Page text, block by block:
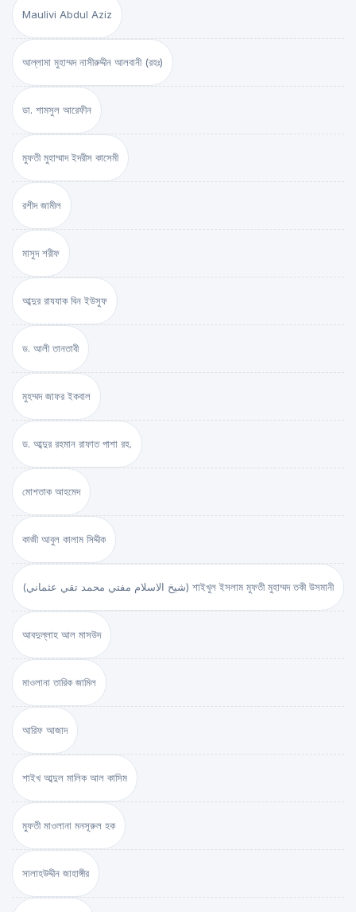
Maulivi Abdul Aziz
আল্লামা মুহাম্মদ নাসীরুদ্দীন আলবানী (রহঃ)
ডা. শামসুল আরেফীন
মুফতী মুহাম্মাদ ইদরীস কাসেমী
রশীদ জামীল
মাসুদ শরীফ
আব্দুর রাযযাক বিন ইউসুফ
ড. আলী তানতাবী
মুহম্মদ জাফর ইকবাল
ড. আব্দুর রহমান রাফাত পাশা রহ.
মোশতাক আহমেদ
কাজী আবুল কালাম সিদ্দীক
(شيخ الاسلام مفتي محمد تقي عثماني) শাইখুল ইসলাম মুফতী মুহাম্মদ তকী উসমানী
আবদুল্লাহ আল মাসউদ
মাওলানা তারিক জামিল
আরিফ আজাদ
শাইখ আব্দুল মালিক আল কাসিম
মুফতী মাওলানা মনসূরুল হক
সালাহউদ্দীন জাহাঙ্গীর